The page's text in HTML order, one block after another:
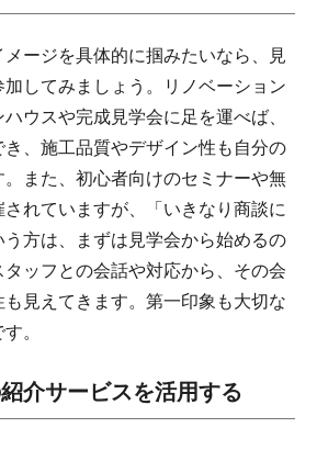
メージを具体的に掴みたいなら、見
してみましょう。リノベーション
ウスや完成見学会に足を運べば、
、施工品質やデザイン性も自分の
。また、初心者向けのセミナーや無
れていますが、「いきなり商談に
方は、まずは見学会から始めるの
ッフとの会話や対応から、その会
見えてきます。第一印象も大切な
。
介サービスを活用する